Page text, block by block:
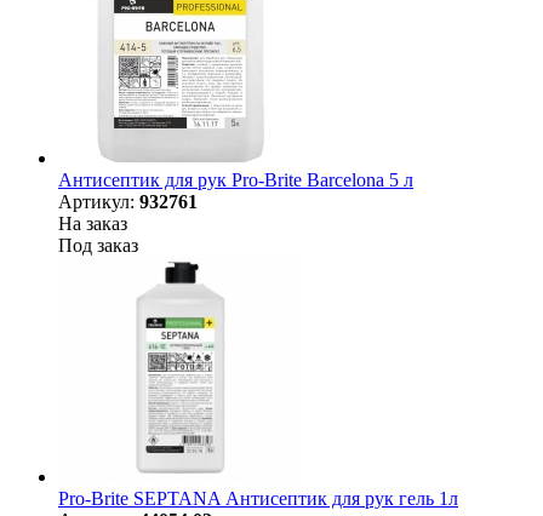
Антисептик для рук Pro-Brite Barcelona 5 л
Артикул: 932761
На заказ
Под заказ
Pro-Brite SEPTANA Антисептик для рук гель 1л